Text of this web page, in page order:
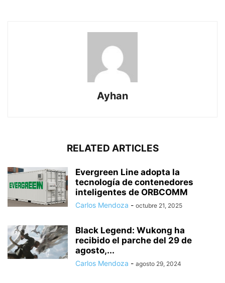
Ayhan
RELATED ARTICLES
Evergreen Line adopta la
tecnología de contenedores
inteligentes de ORBCOMM
Carlos Mendoza - octubre 21, 2025
Black Legend: Wukong ha
recibido el parche del 29 de
agosto,...
Carlos Mendoza - agosto 29, 2024